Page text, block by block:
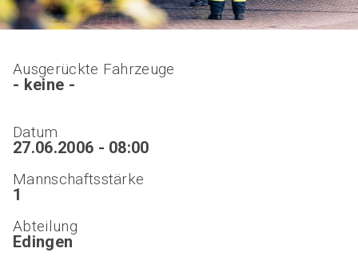
Ausgerückte Fahrzeuge
- keine -
Datum
27.06.2006 - 08:00
Mannschaftsstärke
1
Abteilung
Edingen